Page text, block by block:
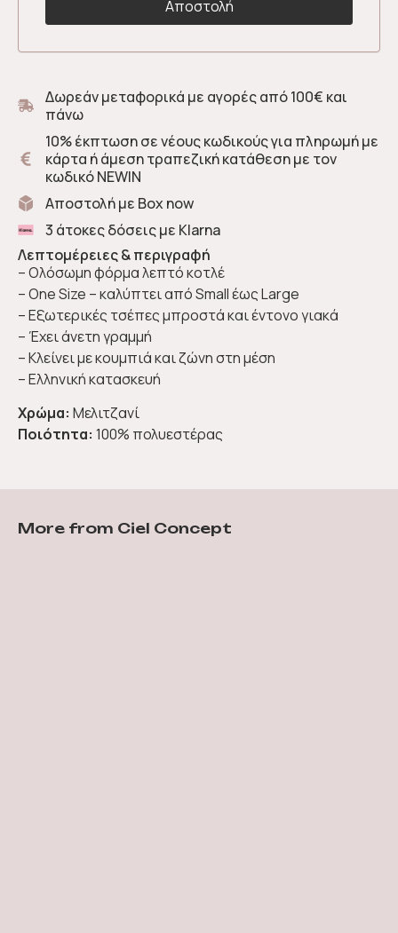
Δωρεάν μεταφορικά με αγορές από 100€ και
πάνω
10% έκπτωση σε νέους κωδικούς για πληρωμή με
κάρτα ή άμεση τραπεζική κατάθεση με τον
κωδικό NEWIN
Αποστολή με Box now
3 άτοκες δόσεις με Klarna
Λεπτομέρειες & περιγραφή
– Ολόσωμη φόρμα λεπτό κοτλέ
– One Size – καλύπτει από Small έως Large
– Εξωτερικές τσέπες μπροστά και έντονο γιακά
– Έχει άνετη γραμμή
– Κλείνει με κουμπιά και ζώνη στη μέση
– Ελληνική κατασκευή
Χρώμα: Μελιτζανί
Ποιότητα: 100% πολυεστέρας
More from Ciel Concept